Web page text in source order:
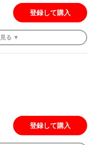
登録して購入
見る ▼
登録して購入